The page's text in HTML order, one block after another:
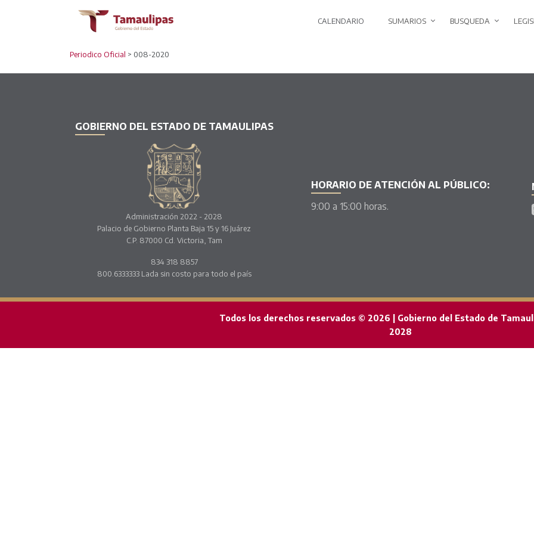
CALENDARIO SUMARIOS BUSQUEDA
Periodico Oficial > 008-2020
GOBIERNO DEL ESTADO DE TAMAULIPAS
Administración 2022 - 2028
Palacio de Gobierno Planta Baja 15 y 16 Juárez
C.P. 87000 Cd. Victoria, Tam
834 318 8857
800.6333333 Lada sin costo para todo el país
HORARIO DE ATENCIÓN AL PÚBLICO:
9:00 a 15:00 horas.
Todos los derechos reservados © 2026 | Gobierno del Estado de
2028